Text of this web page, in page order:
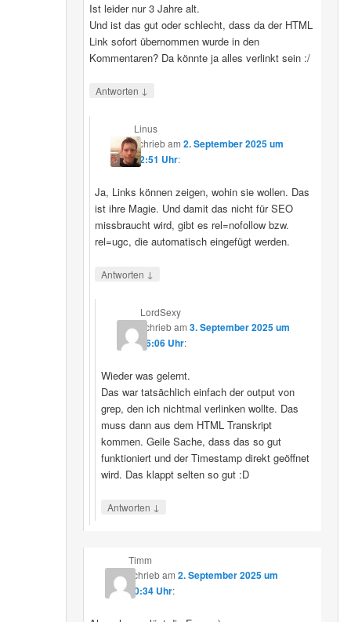
Ist leider nur 3 Jahre alt.
Und ist das gut oder schlecht, dass da der HTML
Link sofort übernommen wurde in den
Kommentaren? Da könnte ja alles verlinkt sein :/
Antworten ↓
Linus
schriebam2. September 2025 um
12:51 Uhr:
Ja, Links können zeigen, wohin sie wollen. Das
ist ihre Magie. Und damit das nicht für SEO
missbraucht wird, gibt es rel=nofollow bzw.
rel=ugc, die automatisch eingefügt werden.
Antworten ↓
LordSexy
schriebam 3. September 2025 um
16:06 Uhr:
Wieder was gelernt.
Das war tatsächlich einfach der output von
grep, den ich nichtmal verlinken wollte. Das
muss dann aus dem HTML Transkript
kommen. Geile Sache, dass das so gut
funktioniert und der Timestamp direkt geöffnet
wird. Das klappt selten so gut :D
Antworten ↓
Timm
schriebam 2. September 2025 um
10:34 Uhr: